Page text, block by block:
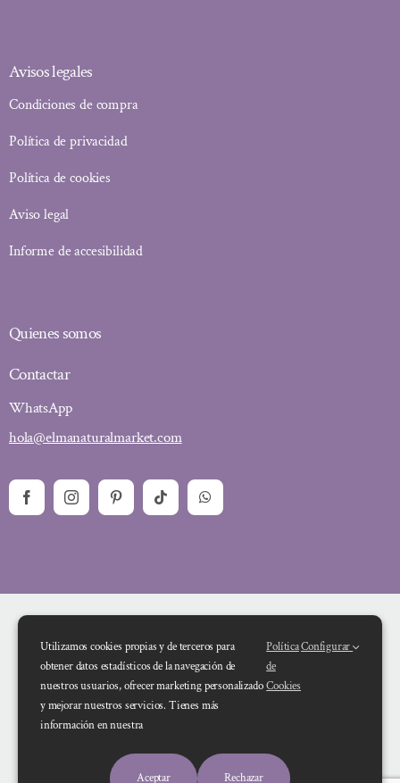
Avisos legales
Condiciones de compra
Política de privacidad
Política de cookies
Aviso legal
Informe de accesibilidad
Quienes somos
Contactar
WhatsApp
hola@elmanaturalmarket.com
Financiado por la Unión Europea – NextGenerationEU. Sin embargo, los
autores y no reflejan necesariamente los de la Unión Europea o la Comisión
Utilizamos cookies propias y de terceros para
obtener datos estadísticos de la navegación de
nuestros usuarios, ofrecer marketing personalizado
y mejorar nuestros servicios. Tienes más
información en nuestra
Política
de
Cookies
Configurar
Aceptar Rechazar